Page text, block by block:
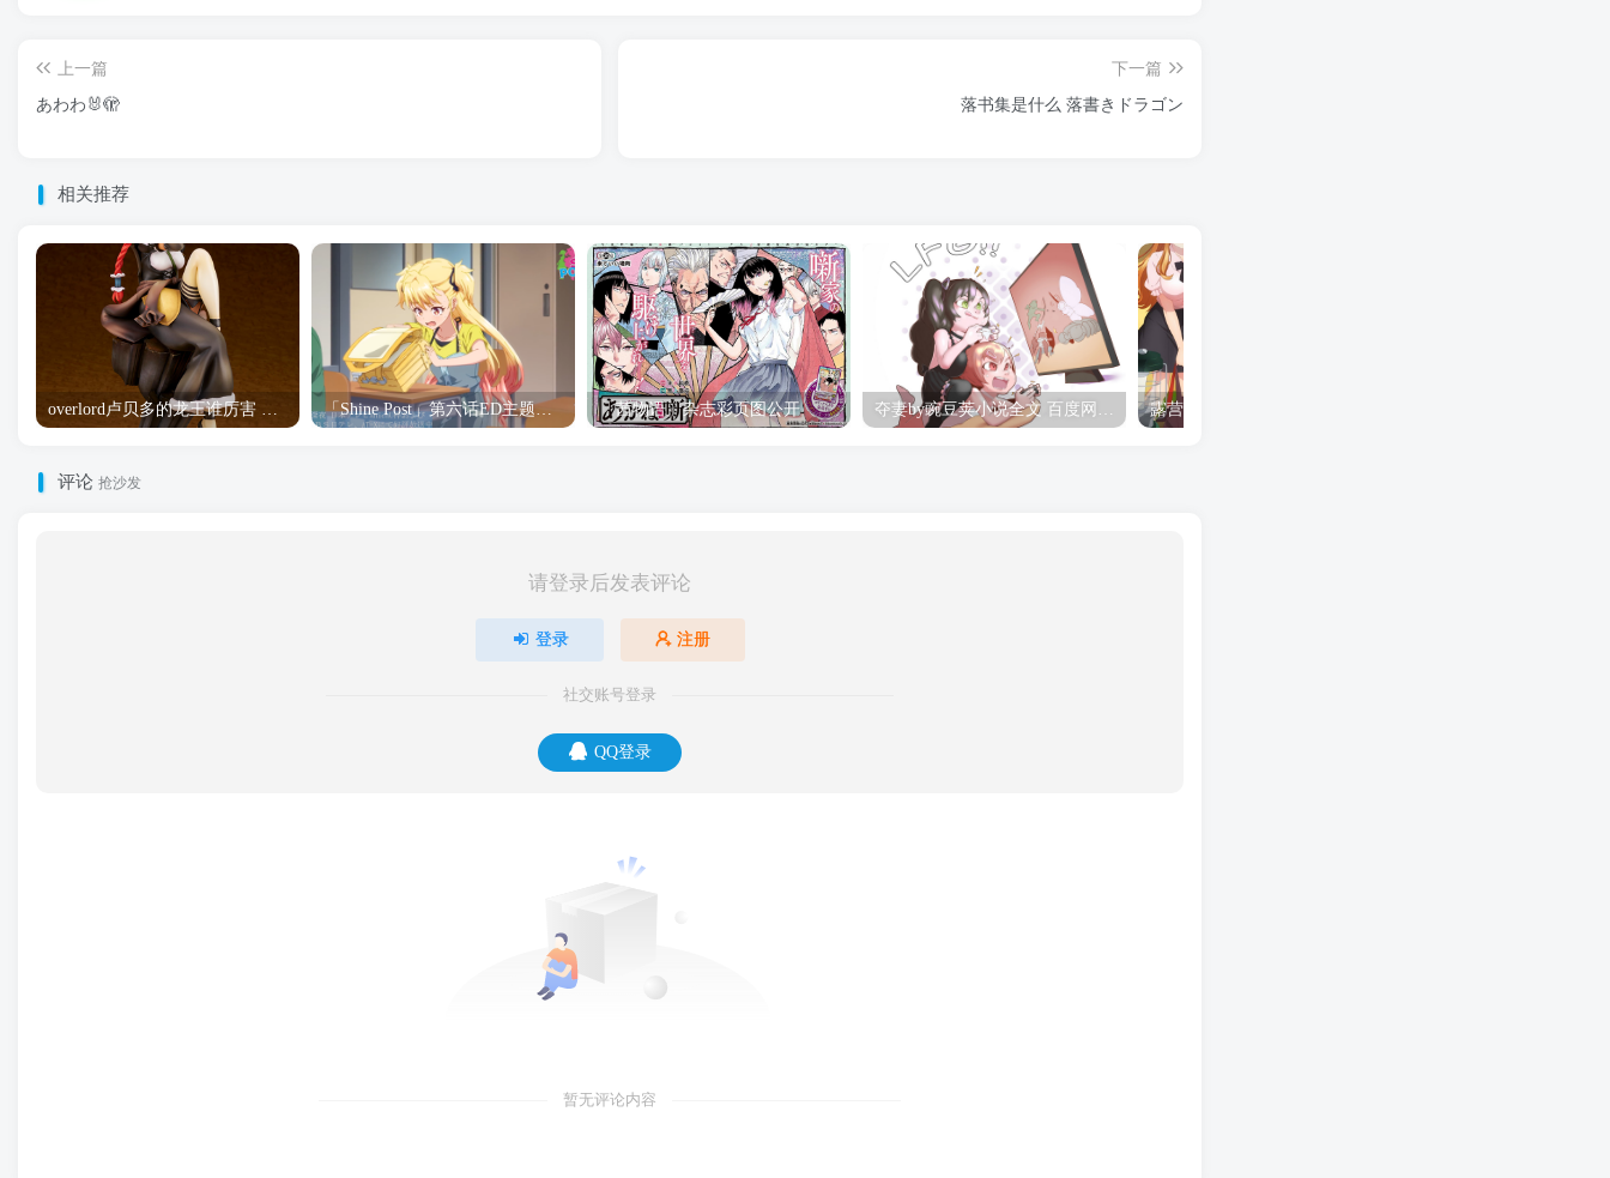
上一篇
あわわ🐰🫣
下一篇
落书集是什么 落書きドラゴン
相关推荐
overlord卢贝多的龙王谁厉害 「Overlord」露普斯蕾琪娜·贝塔手办开订 「Shine Post」第六话ED主题曲「Yellow Rose」无字幕MV公开 「茜物语」杂志彩页图公开 夺妻by豌豆荚小说全文 百度网盘 Duo!
评论 抢沙发
请登录后发表评论
登录 注册
社交账号登录
QQ登录
暂无评论内容